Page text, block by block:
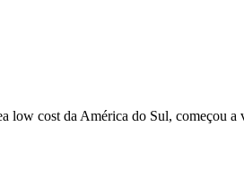
cost da América do Sul, começou